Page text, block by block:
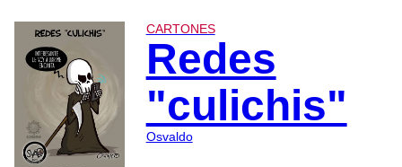
CARTONES
Redes
"culichis"
Osvaldo